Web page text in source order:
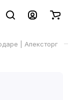
| Апексторг –